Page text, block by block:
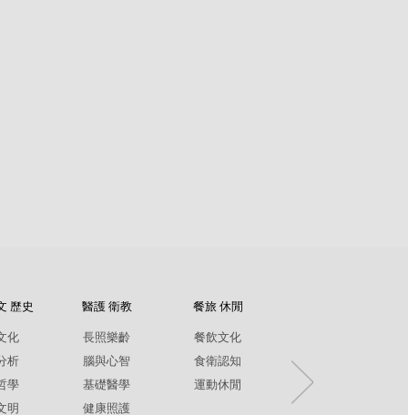
歷史
化
析
學
明
醫護 衛教
長照樂齡
腦與心智
基礎醫學
健康照護
餐旅 休閒
餐飲文化
食衛認知
運動休閒
社政人文